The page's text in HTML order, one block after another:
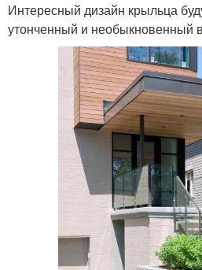
Интересный дизайн крыльца
утонченный и необыкновенный